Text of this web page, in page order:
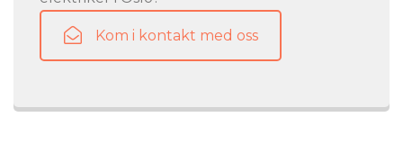
Kom i kontakt med oss